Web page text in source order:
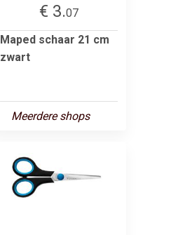
€ 3.07
Maped schaar 21 cm
zwart
Meerdere shops